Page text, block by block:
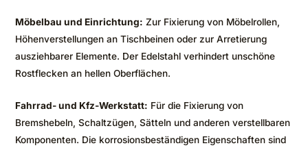
Möbelbau und Einrichtung: Zur Fixierung von Möbelrollen,
Höhenverstellungen an Tischbeinen oder zur Arretierung
ausziehbarer Elemente. Der Edelstahl verhindert unschöne
Rostflecken an hellen Oberflächen.
Fahrrad- und Kfz-Werkstatt: Für die Fixierung von
Bremshebeln, Schaltzügen, Sätteln und anderen verstellbaren
Komponenten. Die korrosionsbeständigen Eigenschaften sind